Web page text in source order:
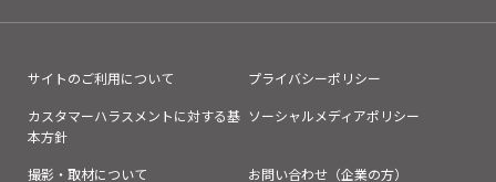
サイトのご利用について
プライバシーポリシー
カスタマーハラスメントに対する基
本方針
ソーシャルメディアポリシー
撮影・取材について
お問い合わせ（企業の方）